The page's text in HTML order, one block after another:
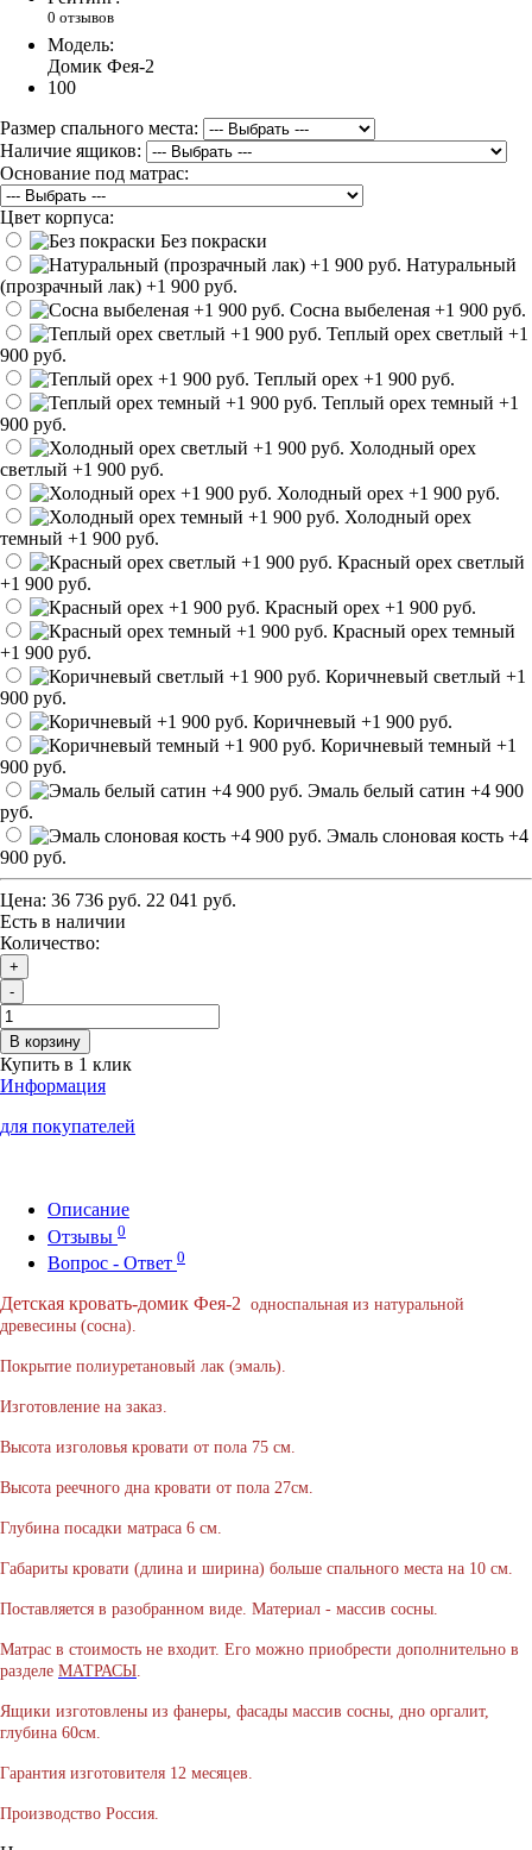
0 отзывов
Модель:
Домик Фея-2
100
Размер спального места:
Наличие ящиков:
Основание под матрас:
Цвет корпуса:
Без покраски
Натуральный
(прозрачный лак) +1 900 руб.
Сосна выбеленая +1 900 руб.
Теплый орех светлый +1
900 руб.
Теплый орех +1 900 руб.
Теплый орех темный +1
900 руб.
Холодный орех
светлый +1 900 руб.
Холодный орех +1 900 руб.
Холодный орех
темный +1 900 руб.
Красный орех светлый
+1 900 руб.
Красный орех +1 900 руб.
Красный орех темный
+1 900 руб.
Коричневый светлый +1
900 руб.
Коричневый +1 900 руб.
Коричневый темный +1
900 руб.
Эмаль белый сатин +4 900
руб.
Эмаль слоновая кость +4
900 руб.
Цена: 36 736 руб. 22 041 руб.
Есть в наличии
Количество:
+
-
В корзину
Купить в 1 клик
Информация
для покупателей
Описание
Отзывы 0
Вопрос - Ответ 0
Детская кровать-домик Фея-2 односпальная из натуральной
древесины (сосна).
Покрытие полиуретановый лак (эмаль).
Изготовление на заказ.
Высота изголовья кровати от пола 75 см.
Высота реечного дна кровати от пола 27см.
Глубина посадки матраса 6 см.
Габариты кровати (длина и ширина) больше спального места на 10 см.
Поставляется в разобранном виде. Материал - массив сосны.
Матрас в стоимость не входит. Его можно приобрести дополнительно в
разделе МАТРАСЫ
Ящики изготовлены из фанеры, фасады массив сосны, дно оргалит,
глубина 60см.
Гарантия изготовителя 12 месяцев.
Производство Россия.